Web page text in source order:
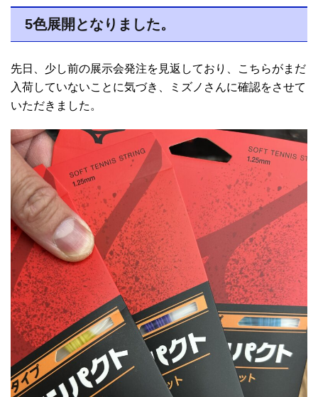
5色展開となりました。
先日、少し前の展示会発注を見返しており、こちらがまだ
入荷していないことに気づき、ミズノさんに確認をさせて
いただきました。